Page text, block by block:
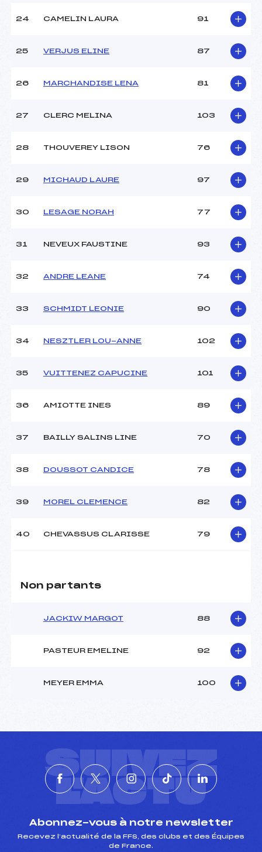
24 CAMELIN LAURA 91
25 VERJUS ELINE 87
26 MARCHANDISE LENA 81
27 CLERC MELINA 103
28 THOUVEREY LISON 76
29 MICHAUD LAURE 97
30 LESAGE NORAH 77
31 NEVEUX FAUSTINE 93
32 ANDRE LEANE 74
33 SCHMIDT LEONIE 90
34 NESZTLER LOU-ANNE 102
35 VUITTENEZ CAPUCINE 101
36 AMIOTTE INES 89
37 BAILLY SALINS LINE 70
38 DOUSSOT CANDICE 78
39 MOREL CLEMENCE 82
40 CHEVASSUS CLARISSE 79
Non partants
JACKIW MARGOT 88
PASTEUR EMELINE 92
MEYER EMMA 100
SUIVEZ
L'ACTU
Abonnez-vous à notre newsletter
Recevez l’actualité de la FFS, des clubs et des Équipes
de France.